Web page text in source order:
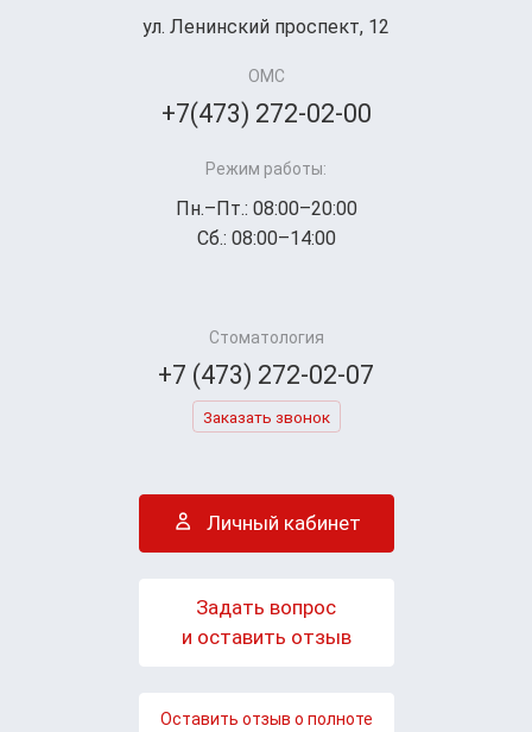
ул. Ленинский проспект, 12
ОМС
+7(473) 272-02-00
Режим работы:
Пн.–Пт.: 08:00–20:00
Сб.: 08:00–14:00
Стоматология
+7 (473) 272-02-07
Заказать звонок
Личный кабинет
Задать вопрос
и оставить отзыв
Оставить отзыв о полноте